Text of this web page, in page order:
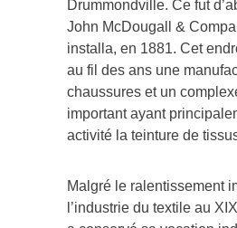
John McDougall &
installa, en 1881. Cet
au fil des ans une
chaussures et un
important ayant
activité la teinture de
l’industrie du textile au
a conservé sa vocation